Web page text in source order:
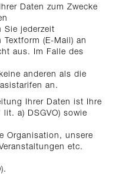
Daten zum Zwecke
Sie jederzeit
(E-Mail) an
aus. Im Falle des
anderen als die
an.
Ihrer Daten ist Ihre
a) DSGVO) sowie
Organisation, unsere
etc.